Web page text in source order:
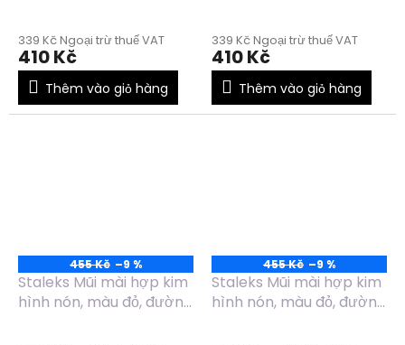
FT90B060/14
339 Kč Ngoại trừ thuế VAT
410 Kč
Thêm vào giỏ hàng
FT90B050/13
339 Kč Ngoại trừ thuế VAT
410 Kč
Thêm vào giỏ hàng
455 Kč –9 %
Staleks Mũi mài hợp kim
hình nón, màu đỏ, đường
455 Kč –9 %
Staleks Mũi mài hợp kim
hình nón, màu đỏ, đường